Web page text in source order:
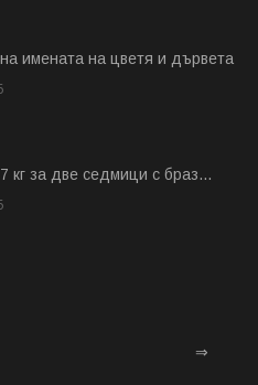
имената на цветя и дървета
кг за две седмици с браз...
⇒